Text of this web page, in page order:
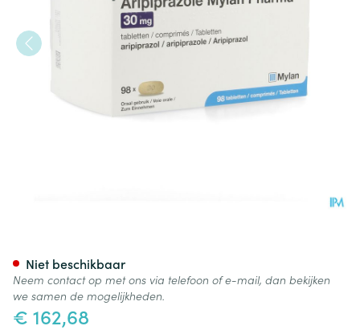
€ 162,68
Niet beschikbaar
Neem contact op met ons via telefoon of e-mail, dan bekijken
we samen de mogelijkheden.